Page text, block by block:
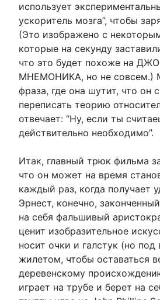
использует
ускоритель мозга”, чтобы
(Это изображено с
которые на секунду
что это будет похоже на
МНЕМОНИКА, но не совсем.)
фраза, где она шутит, что он
переписать теорию
отвечает: “Ну, если ты
действительно необходимо”.
Итак, главный трюк фильма
что он может на время
каждый раз, когда получает
Эрнест, конечно,
на себя фальшивый
ценит изобразительное
носит очки и галстук (но под
жилетом, чтобы оставаться
деревенскому
играет на трубе и берет на